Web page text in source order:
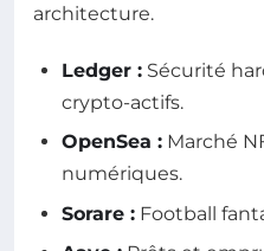
architecture.
Ledger : Sécurité
crypto-actifs.
OpenSea : Marché
numériques.
Sorare : Football